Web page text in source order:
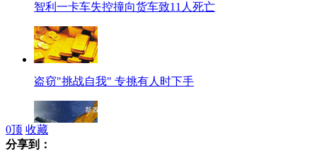
智利一卡车失控撞向货车致11人死亡
盗窃"挑战自我" 专挑有人时下手
0顶 收藏
分享到：